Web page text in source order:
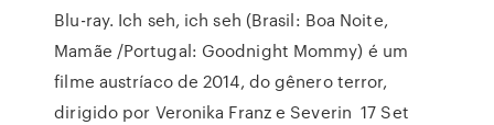
Blu-ray. Ich seh, ich seh (Brasil: Boa Noite,
Mamãe /Portugal: Goodnight Mommy) é um
filme austríaco de 2014, do gênero terror,
dirigido por Veronika Franz e Severin 17 Set